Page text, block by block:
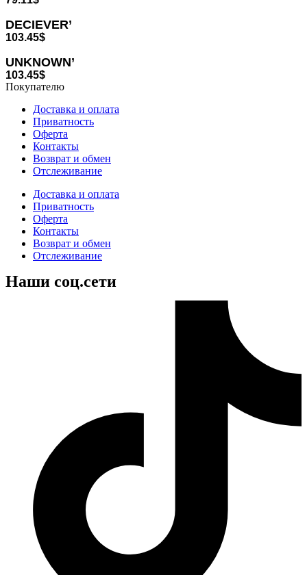
DECIEVER’
103.45$
UNKNOWN’
103.45$
Покупателю
Доставка и оплата
Приватность
Оферта
Контакты
Возврат и обмен
Отслеживание
Доставка и оплата
Приватность
Оферта
Контакты
Возврат и обмен
Отслеживание
Наши соц.сети